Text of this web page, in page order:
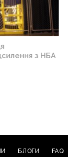
з НБА
БЛОГИ FAQ